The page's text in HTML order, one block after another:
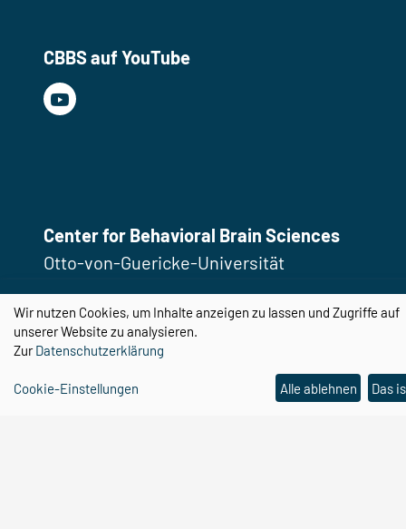
CBBS auf YouTube
Center for Behavioral Brain Sciences
Otto-von-Guericke-Universität
Magdeburg
Universitätsplatz 2
39106 Magdeburg
Email:
cbbs@ovgu.de
Wir nutzen Cookies, um Inhalte anzeigen zu lassen und Zugriffe auf
unserer Website zu analysieren.
ZurDatenschutzerklärung
Cookie-Einstellungen Alle ablehnen Das